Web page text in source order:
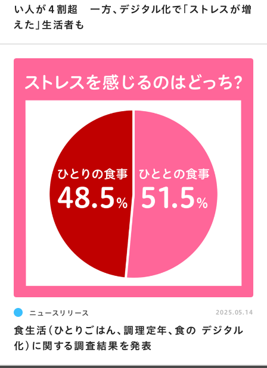
い人が４割超 一方、デジタル化で｢ストレスが増
えた｣生活者も
ニュースリリース
食生活(ひとりごはん､調理定年､食の デジタル
化)に関する調査結果を発表
2025.05.14